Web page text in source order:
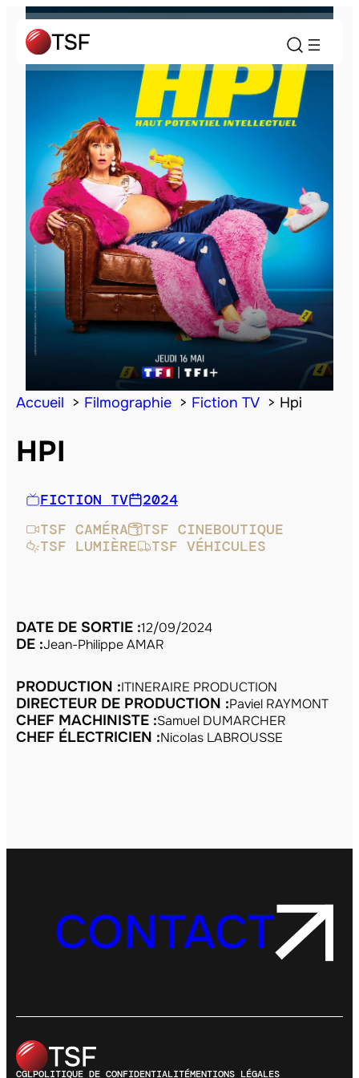
Accueil Filmographie Fiction TV Hpi
HPI
FICTION TV
2024
TSF CAMÉRA
TSF CINEBOUTIQUE
TSF LUMIÈRE
TSF VÉHICULES
DATE DE SORTIE :12/09/2024
DE :Jean-Philippe AMAR
PRODUCTION :ITINERAIRE PRODUCTION
DIRECTEUR DE PRODUCTION :Paviel RAYMONT
CHEF MACHINISTE :Samuel DUMARCHER
CHEF ÉLECTRICIEN :Nicolas LABROUSSE
CONTACT
CGLPOLITIQUE DE CONFIDENTIALITÉMENTIONS LÉGALES